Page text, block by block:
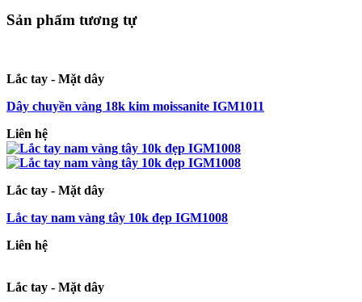
Sản phẩm tương tự
Lắc tay - Mặt dây
Dây chuyền vàng 18k kim moissanite IGM1011
Liên hệ
Lắc tay - Mặt dây
Lắc tay nam vàng tây 10k đẹp IGM1008
Liên hệ
Lắc tay - Mặt dây